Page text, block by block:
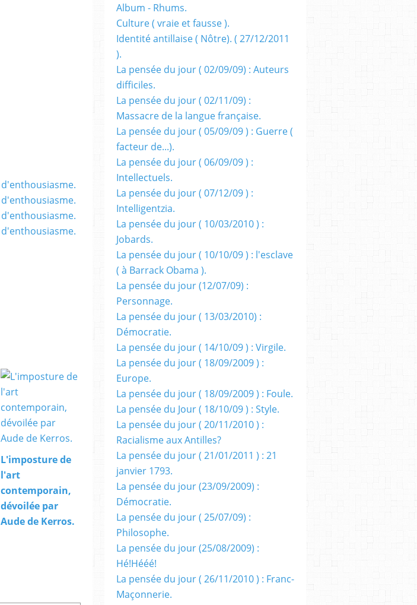
L'imposture de
l'art
contemporain,
dévoilée par
Aude de Kerros.
Album - Rhums.
Culture ( vraie et fausse ).
Identité antillaise ( Nôtre). ( 27/12/2011
).
La pensée du jour ( 02/09/09) : Auteurs
difficiles.
La pensée du jour ( 02/11/09) :
Massacre de la langue française.
La pensée du jour ( 05/09/09 ) : Guerre (
facteur de...).
La pensée du jour ( 06/09/09 ) :
Intellectuels.
La pensée du jour ( 07/12/09 ) :
Intelligentzia.
La pensée du jour ( 10/03/2010 ) :
Jobards.
La pensée du jour ( 10/10/09 ) : l'esclave
( à Barrack Obama ).
La pensée du jour (12/07/09) :
Personnage.
La pensée du jour ( 13/03/2010) :
Démocratie.
La pensée du jour ( 14/10/09 ) : Virgile.
La pensée du jour ( 18/09/2009 ) :
Europe.
La pensée du jour ( 18/09/2009 ) : Foule.
La pensée du Jour ( 18/10/09 ) : Style.
La pensée du jour ( 20/11/2010 ) :
Racialisme aux Antilles?
La pensée du jour ( 21/01/2011 ) : 21
janvier 1793.
La pensée du jour (23/09/2009) :
Démocratie.
La pensée du jour ( 25/07/09) :
Philosophe.
La pensée du jour (25/08/2009) :
Hé!Hééé!
La pensée du jour ( 26/11/2010 ) : Franc-
Maçonnerie.